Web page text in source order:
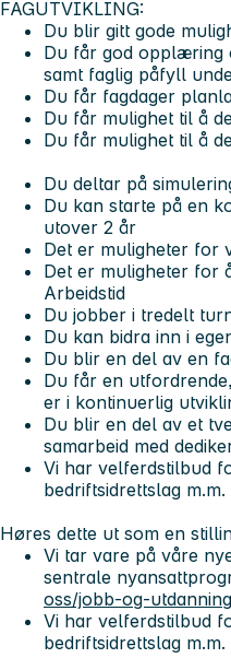
FAGUTVIKLING:
Du blir gitt gode
Du får god opplæring
samt faglig påfyll
Du får fagdager
Du får mulighet til å
Du får mulighet til å
Du deltar på
Du kan starte på en
utover 2 år
Det er muligheter for
Det er muligheter for
Arbeidstid
Du jobber i tredelt
Du kan bidra inn i
Du blir en del av en
Du får en
er i kontinuerlig
Du blir en del av et
samarbeid med
Vi har velferdstilbud
bedriftsidrettslag m.m.
Høres dette ut som en
Vi tar vare på våre
sentrale
oss/jobb-og-
Vi har velferdstilbud
bedriftsidrettslag m.m.